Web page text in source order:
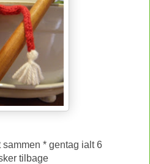
sammen * gentag ialt 6
tilbage